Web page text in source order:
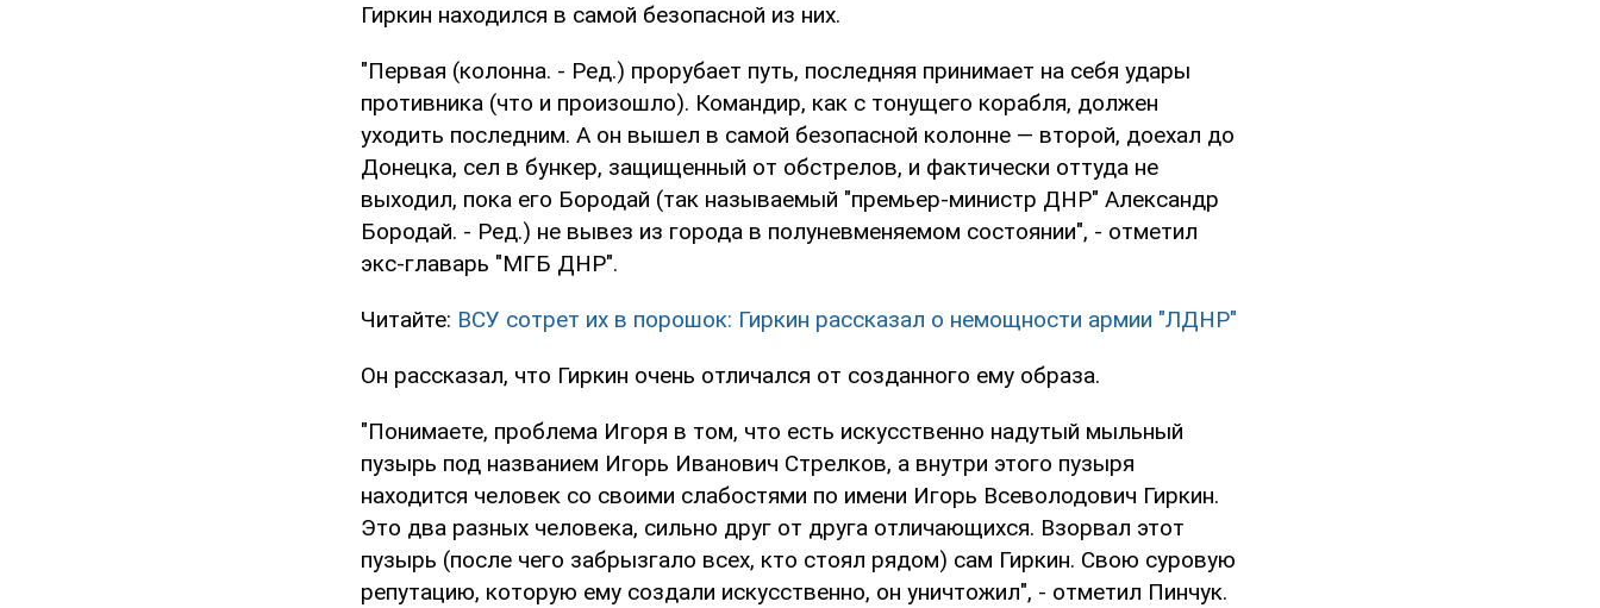
Гиркин находился в самой безопасной из них.
"Первая (колонна. - Ред.) прорубает путь, последняя принимает на себя удары
противника (что и произошло). Командир, как с тонущего корабля, должен
уходить последним. А он вышел в самой безопасной колонне — второй, доехал до
Донецка, сел в бункер, защищенный от обстрелов, и фактически оттуда не
выходил, пока его Бородай (так называемый "премьер-министр ДНР" Александр
Бородай. - Ред.) не вывез из города в полуневменяемом состоянии", - отметил
экс-главарь "МГБ ДНР".
Читайте: ВСУ сотрет их в порошок: Гиркин рассказал о немощности армии "ЛДНР"
Он рассказал, что Гиркин очень отличался от созданного ему образа.
"Понимаете, проблема Игоря в том, что есть искусственно надутый мыльный
пузырь под названием Игорь Иванович Стрелков, а внутри этого пузыря
находится человек со своими слабостями по имени Игорь Всеволодович Гиркин.
Это два разных человека, сильно друг от друга отличающихся. Взорвал этот
пузырь (после чего забрызгало всех, кто стоял рядом) сам Гиркин. Свою суровую
репутацию, которую ему создали искусственно, он уничтожил", - отметил Пинчук.